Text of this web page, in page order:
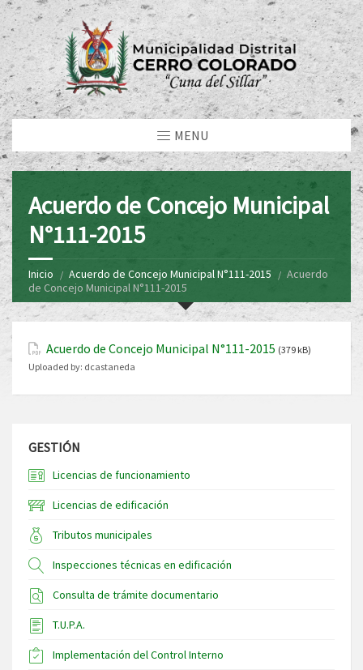
MENU
Acuerdo de Concejo Municipal
N°111-2015
Inicio Acuerdo de Concejo Municipal N°111-2015
Acuerdo
de Concejo Municipal N°111-2015
Acuerdo de Concejo Municipal N°111-2015 (379 kB)
Uploaded by: dcastaneda
GESTIÓN
Licencias de funcionamiento
Licencias de edificación
Tributos municipales
Inspecciones técnicas en edificación
Consulta de trámite documentario
T.U.P.A.
Implementación del Control Interno